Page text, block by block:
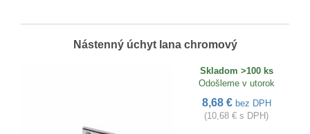
Nástenný úchyt lana chromový
Skladom >100 ks
Odošleme v utorok
8,68 € bez DPH
(10,68 € s DPH)